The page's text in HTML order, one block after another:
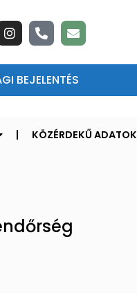
BEJELENTÉS
KÖZÉRDEKŰ ADATOK